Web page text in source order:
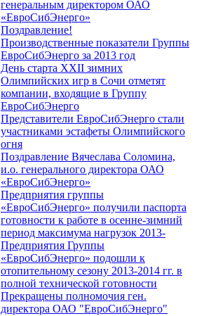
генеральным директором ОАО
«ЕвроСибЭнерго»
Поздравление!
Производственные показатели Группы
ЕвроСибЭнерго за 2013 год
День старта XXII зимних
Олимпийских игр в Сочи отметят
компании, входящие в Группу
ЕвроСибЭнерго
Представители ЕвроСибЭнерго стали
участниками эстафеты Олимпийского
огня
Поздравление Вячеслава Соломина,
и.о. генерального директора ОАО
«ЕвроСибЭнерго»
Предприятия группы
«ЕвроСибЭнерго» получили паспорта
готовности к работе в осенне-зимний
период максимума нагрузок 2013-
Предприятия Группы
«ЕвроСибЭнерго» подошли к
отопительному сезону 2013-2014 гг. в
полной технической готовности
Прекращены полномочия ген.
директора ОАО "ЕвроСибЭнерго"